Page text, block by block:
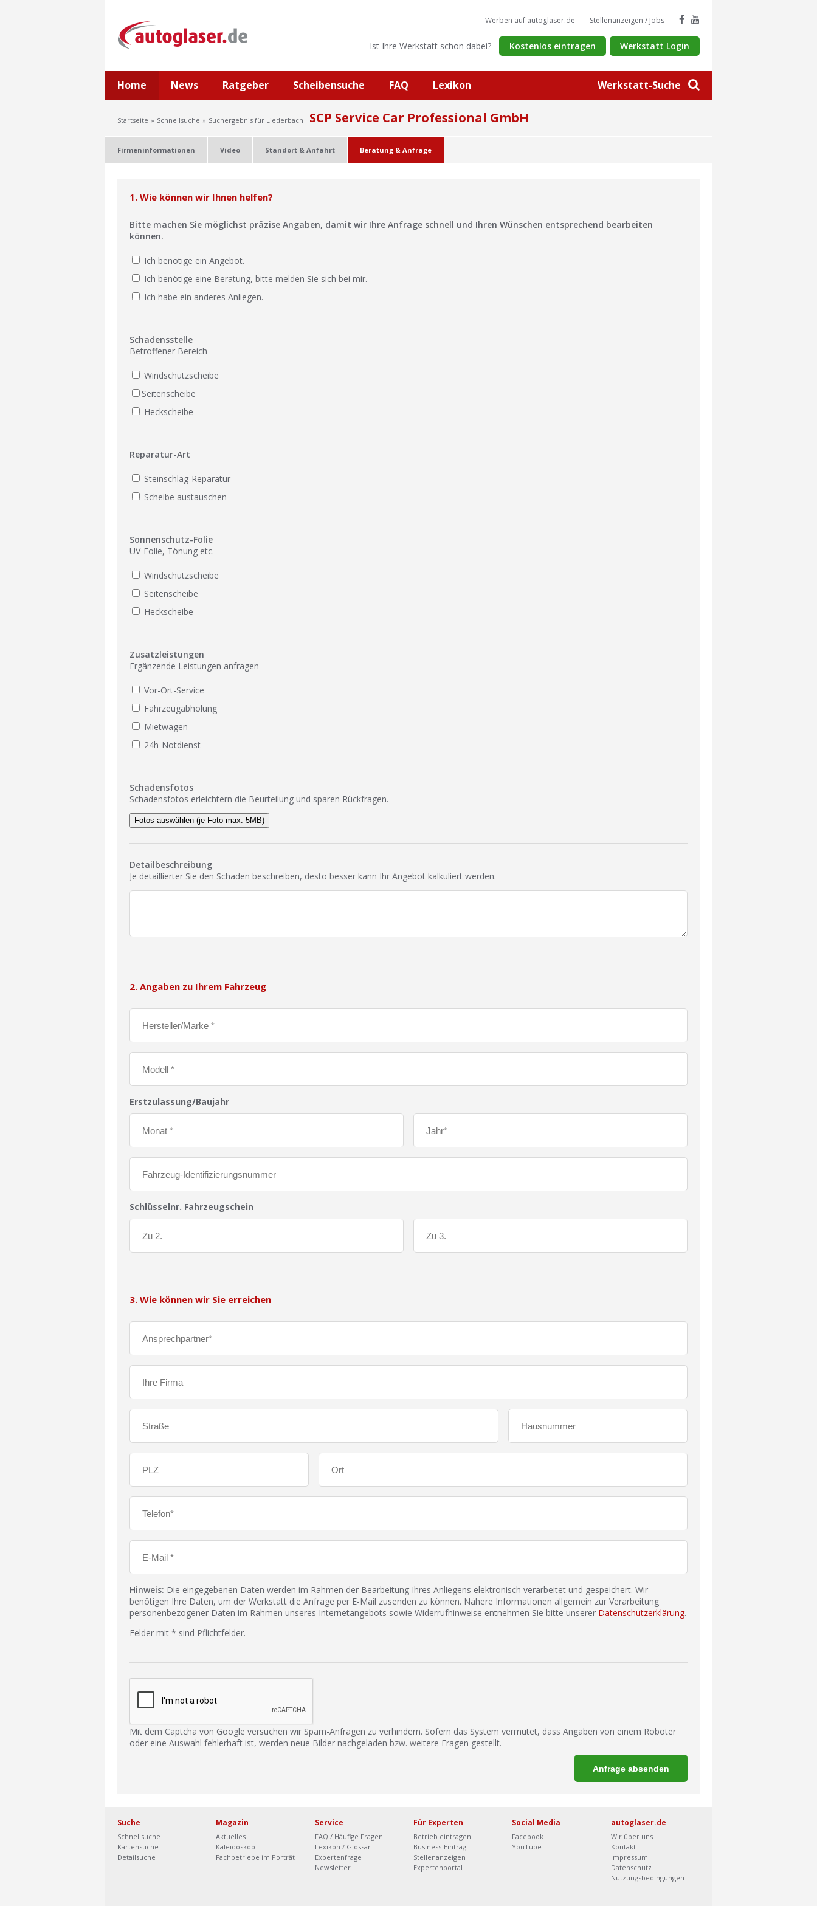
Werkstatt-Suche
Werben auf autoglaser.de Stellenanzeigen / Jobs
Ist Ihre Werkstatt schon dabei? Kostenlos eintragen Werkstatt Login
Home News Ratgeber Scheibensuche FAQ Lexikon
Startseite Schnellsuche Suchergebnis für Liederbach SCP Service Car Professional GmbH
Firmeninformationen Video Standort & Anfahrt Beratung & Anfrage
1. Wie können wir Ihnen helfen?
Bitte machen Sie möglichst präzise Angaben, damit wir Ihre Anfrage schnell und Ihren Wünschen entsprechend bearbeiten
können.
Ich benötige ein Angebot.
Ich benötige eine Beratung, bitte melden Sie sich bei mir.
Ich habe ein anderes Anliegen.
Schadensstelle
Betroffener Bereich
Windschutzscheibe
Seitenscheibe
Heckscheibe
Reparatur-Art
Steinschlag-Reparatur
Scheibe austauschen
Sonnenschutz-Folie
UV-Folie, Tönung etc.
Windschutzscheibe
Seitenscheibe
Heckscheibe
Zusatzleistungen
Ergänzende Leistungen anfragen
Vor-Ort-Service
Fahrzeugabholung
Mietwagen
24h-Notdienst
Schadensfotos
Schadensfotos erleichtern die Beurteilung und sparen Rückfragen.
Fotos auswählen (je Foto max. 5MB)
Detailbeschreibung
Je detaillierter Sie den Schaden beschreiben, desto besser kann Ihr Angebot kalkuliert werden.
2. Angaben zu Ihrem Fahrzeug
Erstzulassung/Baujahr
Schlüsselnr. Fahrzeugschein
3. Wie können wir Sie erreichen
Hinweis: Die eingegebenen Daten werden im Rahmen der Bearbeitung Ihres Anliegens elektronisch verarbeitet und gespeichert. Wir
benötigen Ihre Daten, um der Werkstatt die Anfrage per E-Mail zusenden zu können. Nähere Informationen allgemein zur Verarbeitung
personenbezogener Daten im Rahmen unseres Internetangebots sowie Widerrufhinweise entnehmen Sie bitte unserer Datenschutzerklärung.
Felder mit * sind Pflichtfelder.
Mit dem Captcha von Google versuchen wir Spam-Anfragen zu verhindern. Sofern das System vermutet, dass Angaben von einem Roboter
oder eine Auswahl fehlerhaft ist, werden neue Bilder nachgeladen bzw. weitere Fragen gestellt.
Suche
Schnellsuche
Kartensuche
Detailsuche
Magazin
Aktuelles
Kaleidoskop
Fachbetriebe im Porträt
Service
FAQ / Häufige Fragen
Lexikon / Glossar
Expertenfrage
Newsletter
Für Experten
Betrieb eintragen
Business-Eintrag
Stellenanzeigen
Expertenportal
Social Media
Facebook
YouTube
autoglaser.de
Wir über uns
Kontakt
Impressum
Datenschutz
Nutzungsbedingungen